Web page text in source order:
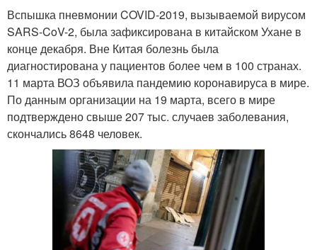
Вспышка пневмонии COVID-2019, вызываемой вирусом
SARS-CoV-2, была зафиксирована в китайском Ухане в
конце декабря. Вне Китая болезнь была
диагностирована у пациентов более чем в 100 странах.
11 марта ВОЗ объявила пандемию коронавируса в мире.
По данным организации на 19 марта, всего в мире
подтверждено свыше 207 тыс. случаев заболевания,
скончались 8648 человек.